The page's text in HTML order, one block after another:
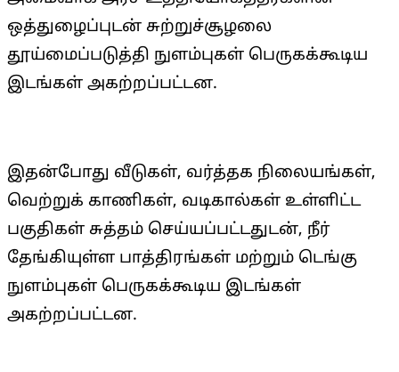
ஒத்துழைப்புடன் சுற்றுச்சூழலை
தூய்மைப்படுத்தி நுளம்புகள் பெருகக்கூடிய
இடங்கள் அகற்றப்பட்டன.
இதன்போது வீடுகள், வர்த்தக நிலையங்கள்,
வெற்றுக் காணிகள், வடிகால்கள் உள்ளிட்ட
பகுதிகள் சுத்தம் செய்யப்பட்டதுடன், நீர்
தேங்கியுள்ள பாத்திரங்கள் மற்றும் டெங்கு
நுளம்புகள் பெருகக்கூடிய இடங்கள்
அகற்றப்பட்டன.